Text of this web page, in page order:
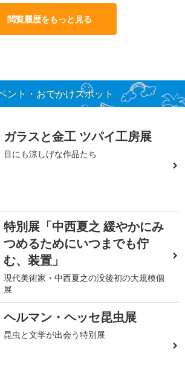
閲覧履歴をもっと見る
ント・おでかけスポット
ガラスと金工 ツパイ工房展
目にも涼しげな作品たち
特別展「中西夏之 緩やかにみ
つめるためにいつまでも佇
む、装置」
現代美術家・中西夏之の没後初の大規模個
展
ヘルマン・ヘッセ昆虫展
昆虫と文学が出会う特別展